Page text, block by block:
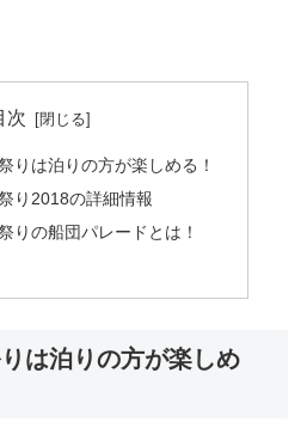
次
りは泊りの方が楽しめる！
り2018の詳細情報
りの船団パレードとは！
は泊りの方が楽しめ